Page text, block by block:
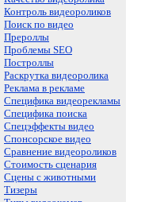
Контроль видеороликов
Поиск по видео
Прероллы
Проблемы SEO
Построллы
Раскрутка видеоролика
Реклама в рекламе
Специфика видеорекламы
Специфика поиска
Спецэффекты видео
Спонсорское видео
Сравнение видеороликов
Стоимость сценария
Сцены с животными
Тизеры